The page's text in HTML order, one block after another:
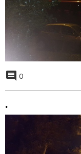
0
.